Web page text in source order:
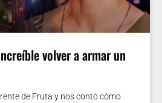
volver a armar un
de Fruta y nos contó cómo